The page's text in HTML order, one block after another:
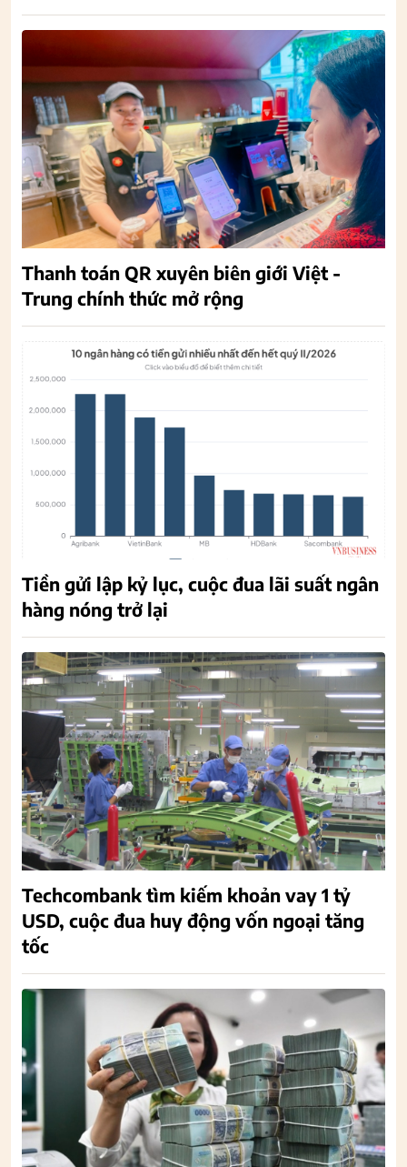
Thanh toán QR xuyên biên giới Việt -
Trung chính thức mở rộng
Tiền gửi lập kỷ lục, cuộc đua lãi suất ngân
hàng nóng trở lại
Techcombank tìm kiếm khoản vay 1 tỷ
USD, cuộc đua huy động vốn ngoại tăng
tốc